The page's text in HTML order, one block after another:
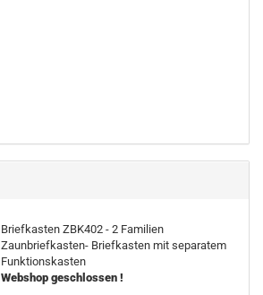
Briefkasten ZBK402 - 2 Familien
Zaunbriefkasten- Briefkasten mit separatem
Funktionskasten
Webshop geschlossen !